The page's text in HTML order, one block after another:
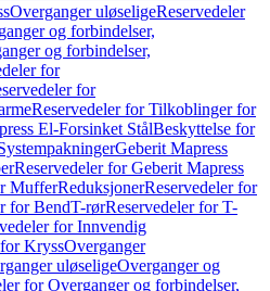
Overganger uløseligeReservedeler
og forbindelser,
og forbindelser,
for
for
Reservedeler for Tilkoblinger for
El-Forsinket StålBeskyttelse for
Geberit Mapress
Reservedeler for Geberit Mapress
MufferReduksjonerReservedeler for
for BendT-rørReservedeler for T-
for Innvendig
KryssOverganger
uløseligeOverganger og
for Overganger og forbindelser,